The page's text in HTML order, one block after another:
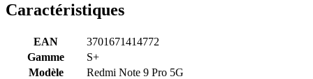
Caractéristiques
EAN
3701671414772
Gamme
S+
Modèle
Redmi Note 9 Pro 5G